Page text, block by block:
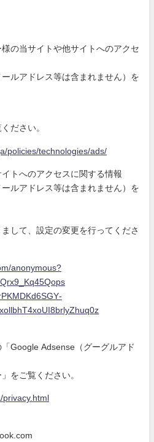
の当サイトや他サイトへのアクセ
ールアドレス等は含まれません）を
ださい。
/policies/technologies/ads/
トへのアクセスに関する情報
ールアドレス等は含まれません）を
して、設定の変更を行ってくださ
/anonymous?
-
4xoUI8brlyZhuq0z
Google Adsense（グーグルアド
をご覧ください。
privacy.html